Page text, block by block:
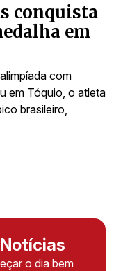
conquista
em
com
em Tóquio, o atleta
brasileiro,
o dia bem